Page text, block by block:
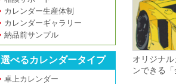
カレンダー生産体制
カレンダーギャラリー
納品前サンプル
選べるカレンダータイプ
卓上カレンダー
オリジナ
ンできる「